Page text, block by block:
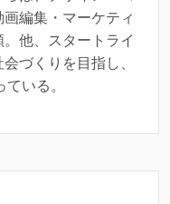
編集・マーケティ
他、スタートライ
づくりを目指し、
いる。